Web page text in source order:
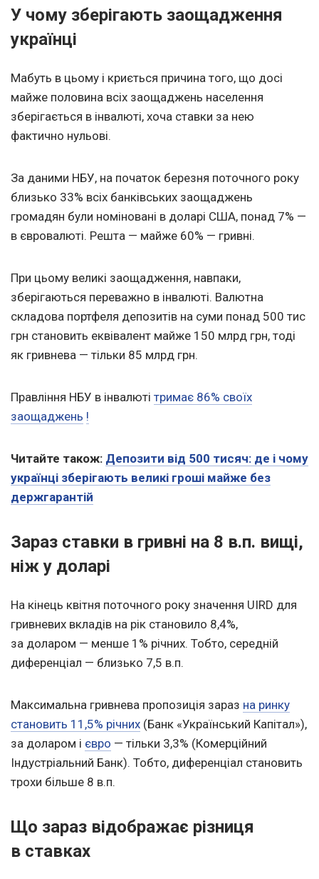
У чому зберігають заощадження
українці
Мабуть в цьому і криється причина того, що досі
майже половина всіх заощаджень населення
зберігається в інвалюті, хоча ставки за нею
фактично нульові.
За даними НБУ, на початок березня поточного року
близько 33% всіх банківських заощаджень
громадян були номіновані в доларі США, понад 7% —
в євровалюті. Решта — майже 60% — гривні.
При цьому великі заощадження, навпаки,
зберігаються переважно в інвалюті. Валютна
складова портфеля депозитів на суми понад 500 тис
грн становить еквівалент майже 150 млрд грн, тоді
як гривнева — тільки 85 млрд грн.
Правління НБУ в інвалюті тримає 86% своїх
заощаджень !
Читайте також: Депозити від 500 тисяч: де і чому
українці зберігають великі гроші майже без
держгарантій
Зараз ставки в гривні на 8 в.п. вищі,
ніж у доларі
На кінець квітня поточного року значення UIRD для
гривневих вкладів на рік становило 8,4%,
за доларом — менше 1% річних. Тобто, середній
диференціал — близько 7,5 в.п.
Максимальна гривнева пропозиція зараз на ринку
становить 11,5% річних (Банк «Український Капітал»),
за доларом і євро — тільки 3,3% (Комерційний
Індустріальний Банк). Тобто, диференціал становить
трохи більше 8 в.п.
Що зараз відображає різниця
в ставках